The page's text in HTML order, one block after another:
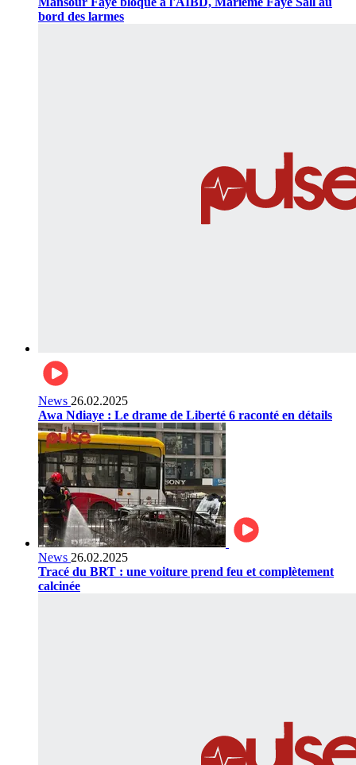
bord des larmes
News 26.02.2025
Awa Ndiaye : Le drame de Liberté 6 raconté en détails
News 26.02.2025
Tracé du BRT : une voiture prend feu et complètement
calcinée